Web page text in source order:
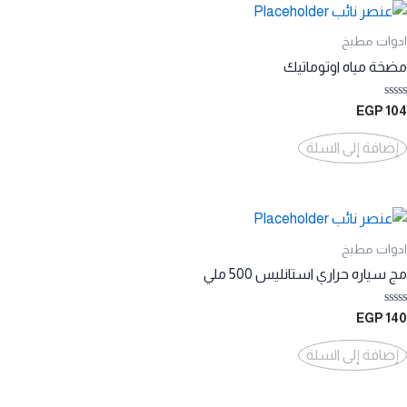
ادوات مطبخ
مضخة مياه اوتوماتيك
تم
التقييم
من
5
104
EGP
إضافة إلى السلة
ادوات مطبخ
مج سياره حراري استانليس 500 ملي
تم
من
5
140
EGP
إضافة إلى السلة